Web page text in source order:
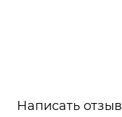
Написать отзыв